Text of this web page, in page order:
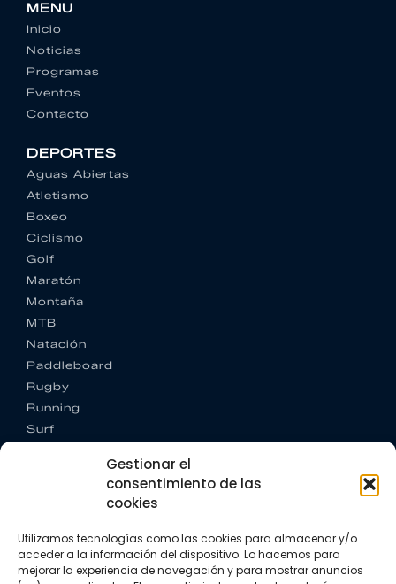
Gestionar el
consentimiento de las
cookies
Utilizamos tecnologías como las cookies para almacenar y/o
acceder a la información del dispositivo. Lo hacemos para
mejorar la experiencia de navegación y para mostrar anuncios
MENU
Inicio
Noticias
Programas
Eventos
Contacto
DEPORTES
Aguas Abiertas
Atletismo
Boxeo
Ciclismo
Golf
Maratón
Montaña
MTB
Natación
Paddleboard
Rugby
Running
Surf
CONTACTO
+34 662 342 177
info@vkssport.com
SÍGUENOS